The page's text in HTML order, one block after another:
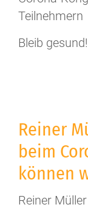
Teilnehmern
Bleib gesund!
Reiner
beim
können
Reiner